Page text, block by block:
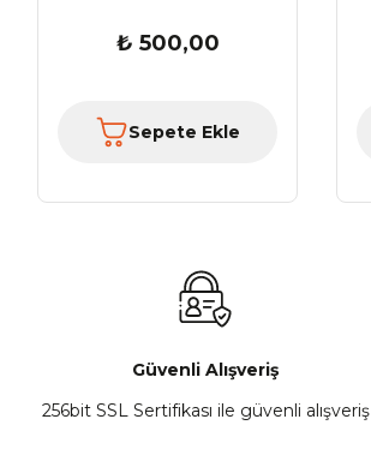
₺ 500,00
Sepete Ekle
Güvenli Alışveriş
256bit SSL Sertifikası ile güvenli alışveriş